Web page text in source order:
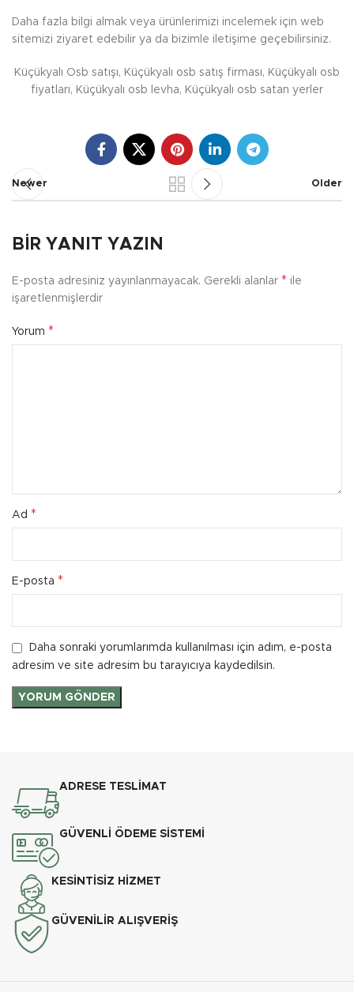
Daha fazla bilgi almak veya ürünlerimizi incelemek için web
sitemizi ziyaret edebilir ya da bizimle iletişime geçebilirsiniz.
Küçükyalı Osb satışı, Küçükyalı osb satış firması, Küçükyalı osb
fiyatları, Küçükyalı osb levha, Küçükyalı osb satan yerler
Newer Older
BIR YANIT YAZIN
E-posta adresiniz yayınlanmayacak. Gerekli alanlar * ile
işaretlenmişlerdir
Yorum *
Ad *
E-posta *
Daha sonraki yorumlarımda kullanılması için adım, e-posta
adresim ve site adresim bu tarayıcıya kaydedilsin.
ADRESE TESLİMAT
GÜVENLİ ÖDEME SİSTEMİ
KESİNTİSİZ HİZMET
GÜVENİLİR ALIŞVERİŞ